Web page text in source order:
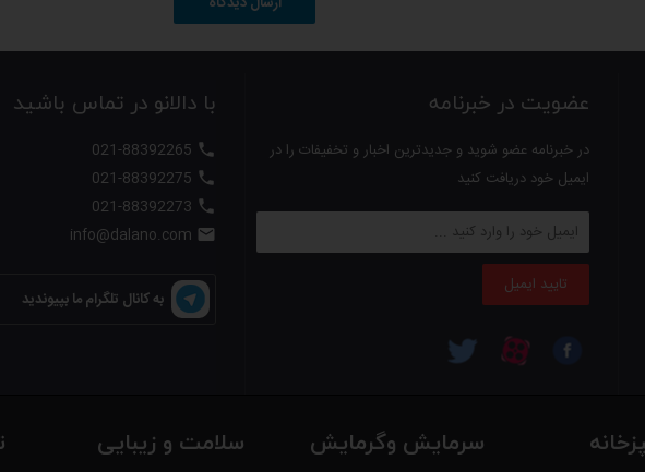
عضویت در خبرنامه
در خبرنامه عضو شوید و جدیدترین اخبار و تخفیفات را در
ایمیل خود دریافت کنید
تایید ایمیل
با دالانو در تماس باشید




به کانال تلگرام ما بپیوندید
سرمایش وگرمایش سلامت و زیبایی